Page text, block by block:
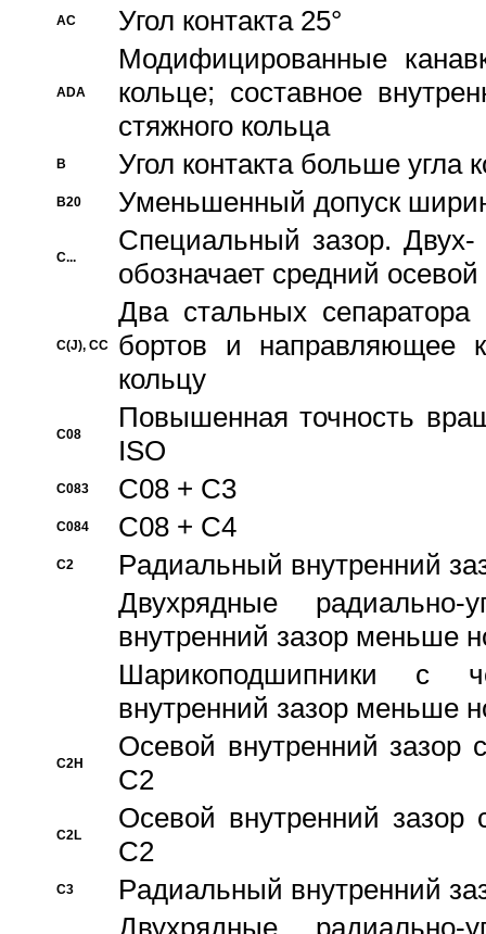
AC Угол контакта 25°
ADA
Модифицированные
кольце; составное
стяжного кольца
B Угол контакта больше угла
B20 Уменьшенный допуск
C...
Специальный зазор.
обозначает средний
C(J), CC
Два стальных сепаратора
бортов и направляющее
кольцу
C08
Повышенная точность
ISO
C083 C08 + C3
C084 C08 + C4
C2
Pадиальный внутренний
Двухрядные радиально-
внутренний зазор меньше
Шарикоподшипники с
внутренний зазор меньше
C2H
Осевой внутренний зазор
C2
C2L
Осевой внутренний зазор
C2
C3
Pадиальный внутренний
Двухрядные